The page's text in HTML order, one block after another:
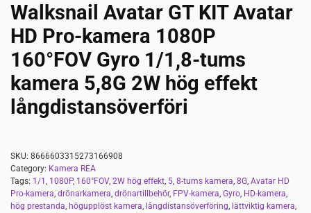
Walksnail Avatar GT KIT Avatar
HD Pro-kamera 1080P
160°FOV Gyro 1/1,8-tums
kamera 5,8G 2W hög effekt
långdistansöverföri
SKU: 8666603315273166908
Category: Kamera REA
Tags: 1/1 , 1080P, 160°FOV, 2W hög effekt, 5, 8-tums kamera, 8G, Avatar HD
Pro-kamera, drönarkamera, drönartillbehör, FPV-kamera, Gyro, HD-kamera,
hög prestanda, högupplöst kamera, långdistansöverföring, lättviktig kamera,